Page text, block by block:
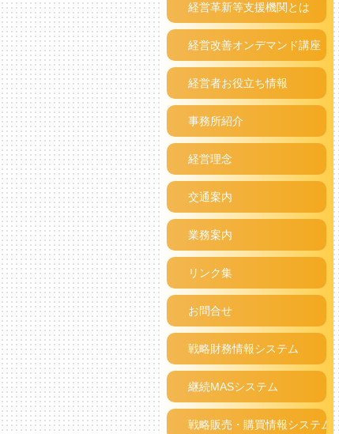
経営革新等支援機関とは
経営改善オンデマンド講座
経営者お役立ち情報
事務所紹介
経営理念
交通案内
業務案内
リンク集
お問合せ
戦略財務情報システム
継続MASシステム
戦略販売・購買情報システム